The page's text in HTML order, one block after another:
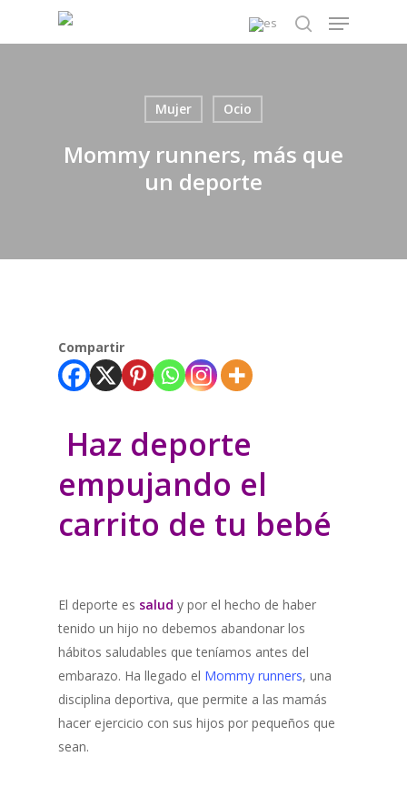
search
Menu
Mujer Ocio
Mommy runners, más que
un deporte
Compartir
Haz deporte
empujando el
carrito de tu bebé
El deporte es salud y por el hecho de haber
tenido un hijo no debemos abandonar los
hábitos saludables que teníamos antes del
embarazo. Ha llegado el Mommy runners, una
disciplina deportiva, que permite a las mamás
hacer ejercicio con sus hijos por pequeños que
sean.